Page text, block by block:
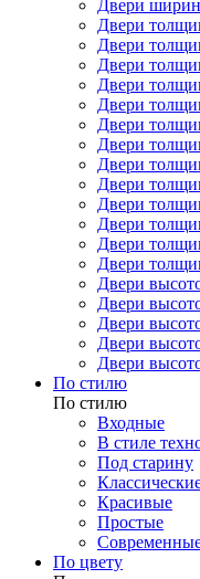
Двери
Двери
Двери
Двери
Двери
Двери
Двери
Двери
Двери
Двери
Двери
Двери
Двери
Двери
Двери
Двери
Двери
Двери
Двери
По стилю
По стилю
Входные
В стиле
Под старину
Красивые
Простые
По цвету